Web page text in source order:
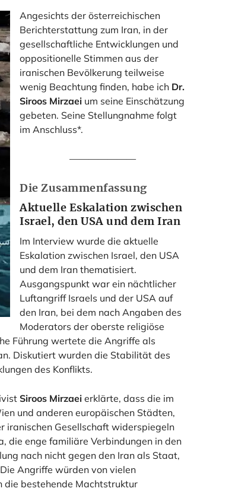
Angesichts der österreichischen
Berichterstattung zum Iran, in der
gesellschaftliche Entwicklungen und
oppositionelle Stimmen aus der
iranischen Bevölkerung teilweise
wenig Beachtung finden, habe ich Dr.
Siroos Mirzaei um seine Einschätzung
gebeten. Seine Stellungnahme folgt
im Anschluss*.
———————
Die Zusammenfassung
Aktuelle Eskalation zwischen
Israel, den USA und dem Iran
Im Interview wurde die aktuelle
Eskalation zwischen Israel, den USA
und dem Iran thematisiert.
Ausgangspunkt war ein nächtlicher
Luftangriff Israels und der USA auf
den Iran, bei dem nach Angaben des
Moderators der oberste religiöse
Führung wertete die Angriffe als
Diskutiert wurden die Stabilität des
des Konflikts.
Siroos Mirzaei erklärte, dass die im
und anderen europäischen Städten,
iranischen Gesellschaft widerspiegeln
die enge familiäre Verbindungen in den
nach nicht gegen den Iran als Staat,
Angriffe würden von vielen
die bestehende Machtstruktur